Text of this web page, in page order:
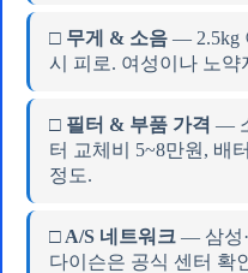
□ 무게 & 소음 — 2.5kg
시 피로. 여성이나 노약
□ 필터 & 부품 가격 —
터 교체비 5~8만원, 배
정도.
□ A/S 네트워크 — 삼성
다이슨은 공식 센터 확